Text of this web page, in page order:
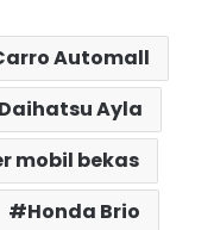
Automall
Daihatsu Ayla
mobil bekas
Honda Brio